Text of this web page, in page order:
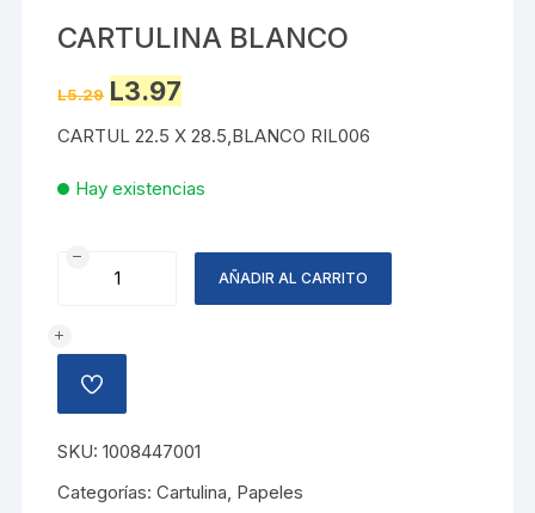
CARTULINA BLANCO
L5.29 Original
price
L5.29.
L3.97price
L3.97.
CARTUL 22.5 X 28.5,BLANCO RIL006
Hay existencias
CARTULINA
BLANCO
AÑADIR AL CARRITO
AÑADIR
A
LISTA
DE
DESEOS
SKU:1008447001
Categorías:Cartulina Papeles